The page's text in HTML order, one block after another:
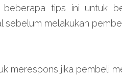
beberapa tips ini untuk
melakukan
merespons jika pembeli